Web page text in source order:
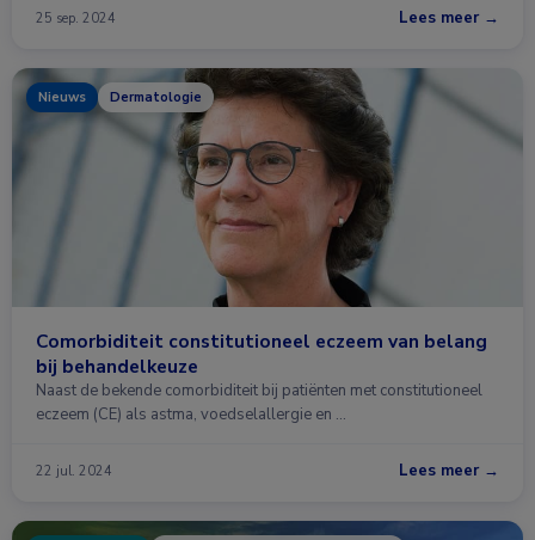
25 sep. 2024 Lees meer →
Nieuws Dermatologie
Comorbiditeit constitutioneel eczeem van belang
bij behandelkeuze
Naast de bekende comorbiditeit bij patiënten met constitutioneel
eczeem (CE) als astma, voedselallergie en …
22 jul. 2024 Lees meer →